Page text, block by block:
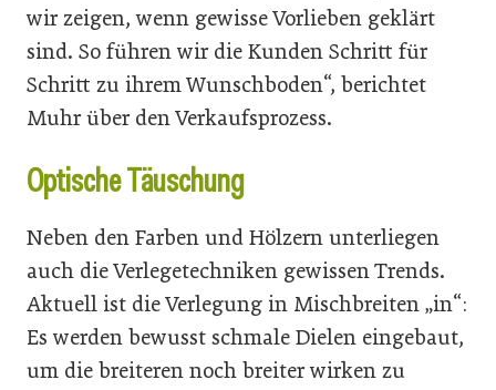
wir zeigen, wenn gewisse Vorlieben geklärt
sind. So führen wir die Kunden Schritt für
Schritt zu ihrem Wunschboden“, berichtet
Muhr über den Verkaufsprozess.
Optische Täuschung
Neben den Farben und Hölzern unterliegen
auch die Verlegetechniken gewissen Trends.
Aktuell ist die Verlegung in Mischbreiten „in“:
Es werden bewusst schmale Dielen eingebaut,
um die breiteren noch breiter wirken zu